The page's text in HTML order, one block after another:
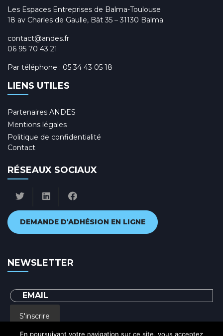
Les Espaces Entreprises de Balma-Toulouse
18 av Charles de Gaulle, Bât 35 – 31130 Balma
contact@andes.fr
06 95 70 43 21
Par téléphone : 05 34 43 05 18
LIENS UTILES
Partenaires ANDES
Mentions légales
Politique de confidentialité
Contact
RÉSEAUX SOCIAUX
DEMANDE D'ADHÉSION EN LIGNE
NEWSLETTER
S'inscrire
En poursuivant votre navigation sur ce site, vous acceptez